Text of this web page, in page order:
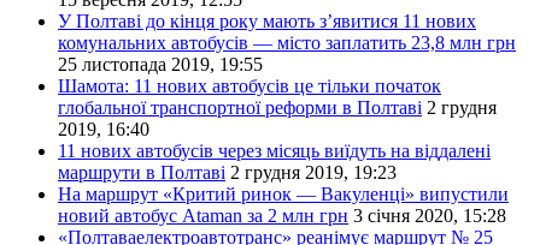
У Полтаві до кінця року мають з’явитися 11 нових
комунальних автобусів — місто заплатить 23,8 млн грн
25 листопада 2019, 19:55
Шамота: 11 нових автобусів це тільки початок
глобальної транспортної реформи в Полтаві 2 грудня
2019, 16:40
11 нових автобусів через місяць виїдуть на віддалені
маршрути в Полтаві 2 грудня 2019, 19:23
На маршрут «Критий ринок — Вакуленці» випустили
новий автобус Ataman за 2 млн грн 3 січня 2020, 15:28
«Полтаваелектроавтотранс» реанімує маршрут № 25